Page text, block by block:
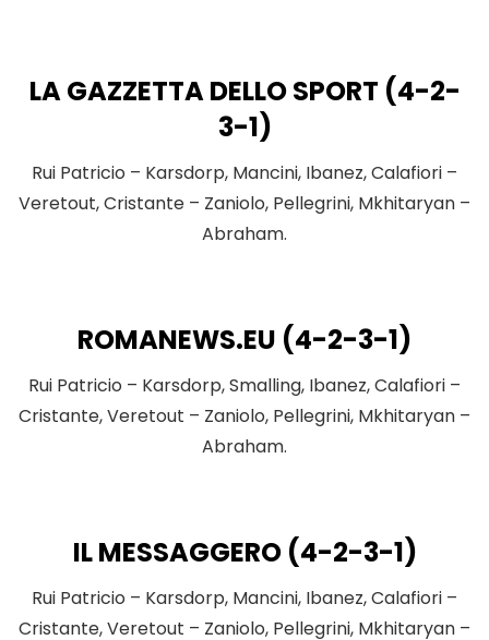
LA GAZZETTA DELLO SPORT (4-2-
3-1)
Rui Patricio – Karsdorp, Mancini, Ibanez, Calafiori –
Veretout, Cristante – Zaniolo, Pellegrini, Mkhitaryan –
Abraham.
ROMANEWS.EU (4-2-3-1)
Rui Patricio – Karsdorp, Smalling, Ibanez, Calafiori –
Cristante, Veretout – Zaniolo, Pellegrini, Mkhitaryan –
Abraham.
IL MESSAGGERO (4-2-3-1)
Rui Patricio – Karsdorp, Mancini, Ibanez, Calafiori –
Cristante, Veretout – Zaniolo, Pellegrini, Mkhitaryan –